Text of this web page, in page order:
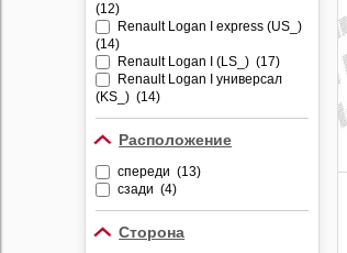
Алкотестеры
Держатели
видеорегистраторов и
радар-детекторов
(12)
Renault Logan I express (US_)
(14)
Renault Logan I (LS_) (17)
Renault Logan I универсал
(KS_) (14)
Расположение
спереди (13)
сзади (4)
Сторона